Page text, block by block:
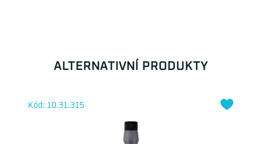
ALTERNATIVNÍ PRODUKTY
Kód: 10.31.315